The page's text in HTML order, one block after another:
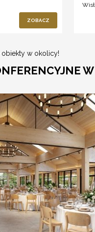
ZOBACZ
w okolicy!